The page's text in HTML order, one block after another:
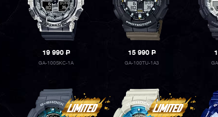
19 990P
GA-100SKC-1A
15 990P
GA-100TU-1A3